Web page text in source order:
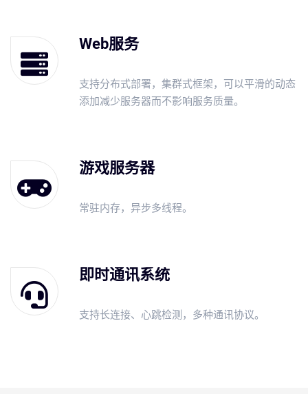
Web服务
支持分布式部署，集群式框架，可以平滑的动态
添加减少服务器而不影响服务质量。
游戏服务器
常驻内存，异步多线程。
即时通讯系统
支持长连接、心跳检测，多种通讯协议。